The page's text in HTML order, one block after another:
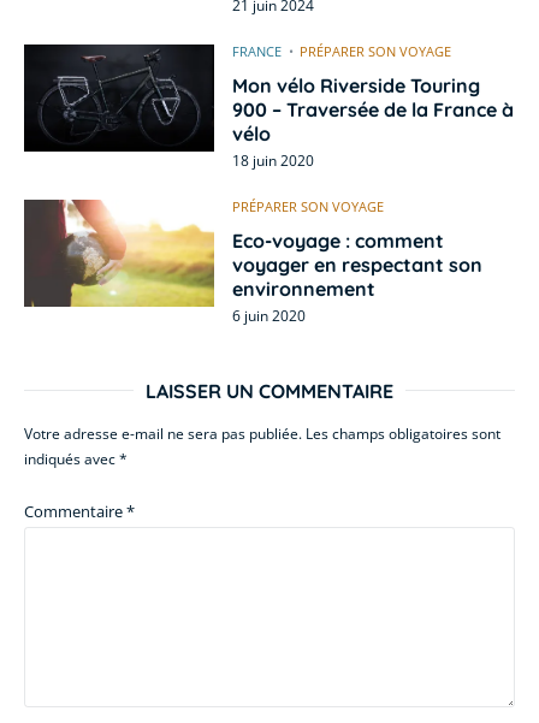
21 juin 2024
FRANCE PRÉPARER SON VOYAGE
Mon vélo Riverside Touring
900 – Traversée de la France à
vélo
18 juin 2020
PRÉPARER SON VOYAGE
Eco-voyage : comment
voyager en respectant son
environnement
6 juin 2020
LAISSER UN COMMENTAIRE
Votre adresse e-mail ne sera pas publiée. Les champs obligatoires sont
indiqués avec*
Commentaire*